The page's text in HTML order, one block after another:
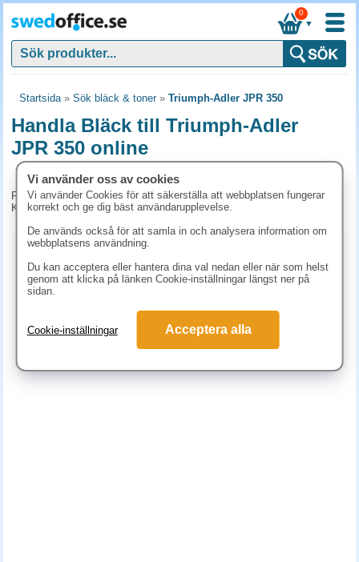
▼
0
Startsida» Sök bläck & toner» Triumph-Adler JPR 350
Handla Bläck till Triumph-Adler
JPR 350 online
För tillfället har vi inga produkter kopplade till denna maskin.
Kontakta kundtjänst på tel. 08-24 50 55 för mer information.
Vitt papper Färgat papper Premiumpapper
Etiketter Bläckstråleskrivare
Vi använder oss av cookies
Vi använder Cookies för att säkerställa att webbplatsen fungerar
korrekt och ge dig bäst användarupplevelse.
De används också för att samla in och analysera information om
webbplatsens användning.
Du kan acceptera eller hantera dina val nedan eller när som helst
genom att klicka på länken Cookie-inställningar längst ner på
sidan.
Cookie-inställningar Acceptera alla